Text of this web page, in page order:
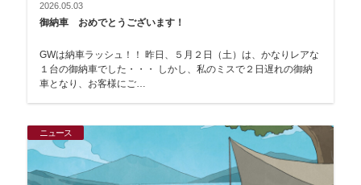
2026.05.03
御納車 おめでとうございます！
GWは納車ラッシュ！！ 昨日、５月２日（土）は、かなりレアな
１台の御納車でした・・・ しかし、私のミスで２日遅れの御納
車となり、お客様にご…
ニュース